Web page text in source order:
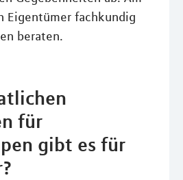
Eigentümer fachkundig
beraten.
für
gibt es für